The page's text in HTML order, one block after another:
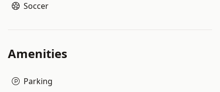
Soccer
Amenities
Parking